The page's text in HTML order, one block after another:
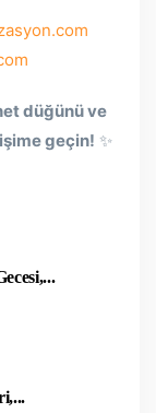
düğünü ve
geçin! ✨